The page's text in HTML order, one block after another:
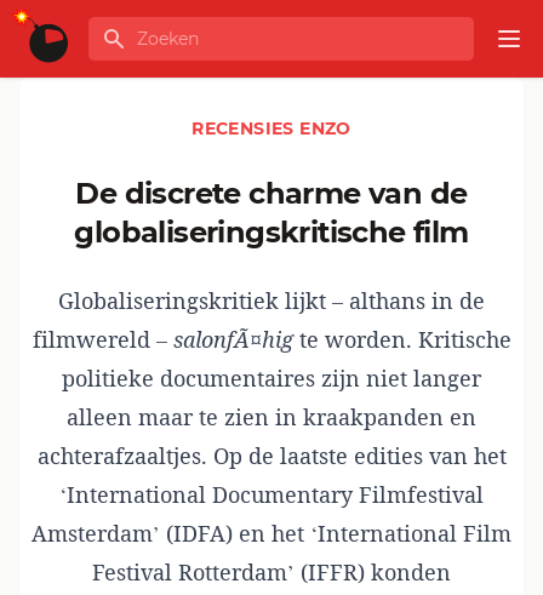
Ga naar de inhoud
GLOBALINFO
Zoeken
RECENSIES ENZO
De discrete charme van de
globaliseringskritische film
Globaliseringskritiek lijkt – althans in de
filmwereld – salonfÃ¤higte worden. Kritische
politieke documentaires zijn niet langer
alleen maar te zien in kraakpanden en
achterafzaaltjes. Op de laatste edities van het
‘International Documentary Filmfestival
Amsterdam’ (IDFA) en het ‘International Film
Festival Rotterdam’ (IFFR) konden